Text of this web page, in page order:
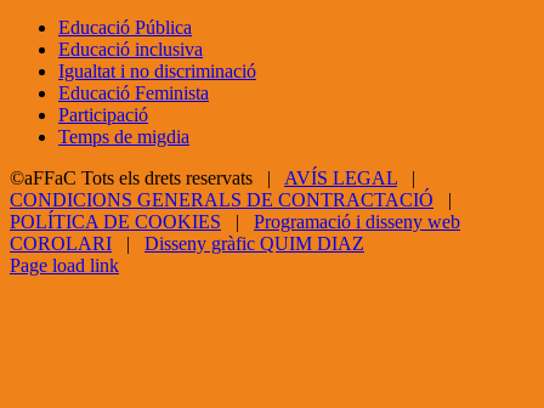
Educació Pública
Educació inclusiva
Igualtat i no discriminació
Educació Feminista
Participació
Temps de migdia
©aFFaC Tots els drets reservats | AVÍS LEGAL |
CONDICIONS GENERALS DE CONTRACTACIÓ |
POLÍTICA DE COOKIES | Programació i disseny web
COROLARI | Disseny gràfic QUIM DIAZ
Facebook
X
YouTube
Page load link